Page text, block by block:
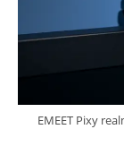
EMEET Pixy